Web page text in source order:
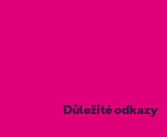
Důležité odkazy